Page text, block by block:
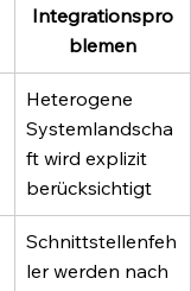
Integrationspro
blemen
Heterogene
Systemlandscha
ft wird explizit
berücksichtigt
Schnittstellenfeh
ler werden nach